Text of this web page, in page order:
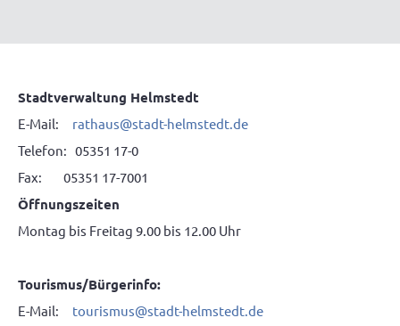
Stadtverwaltung Helmstedt
E-Mail: rathaus@stadt-helmstedt.de
Telefon: 05351 17-0
Fax: 05351 17-7001
Öffnungszeiten
Montag bis Freitag 9.00 bis 12.00 Uhr
Tourismus/Bürgerinfo:
E-Mail: tourismus@stadt-helmstedt.de